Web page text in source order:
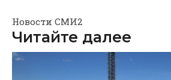
Новости СМИ2
Читайте далее